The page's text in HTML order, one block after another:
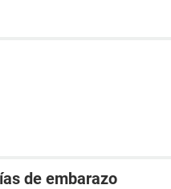
de embarazo